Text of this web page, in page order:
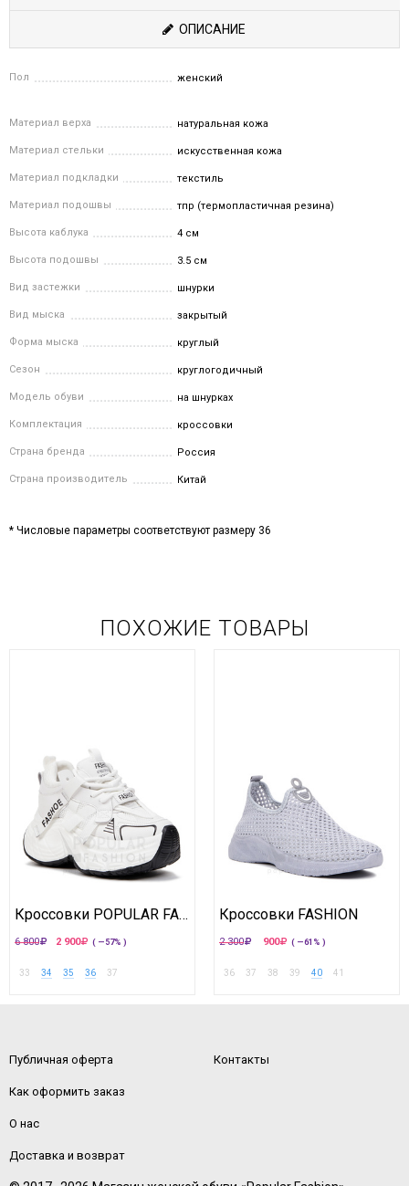
ОПИСАНИЕ
Пол женский
Материал верха натуральная кожа
Материал стельки искусственная кожа
Материал подкладки текстиль
Материал подошвы тпр (термопластичная резина)
Высота каблука 4 см
Высота подошвы 3.5 см
Вид застежки шнурки
Вид мыска закрытый
Форма мыска круглый
Сезон круглогодичный
Модель обуви на шнурках
Комплектация кроссовки
Страна бренда Россия
Страна производитель Китай
* Числовые параметры соответствуют размеру 36
ПОХОЖИЕ ТОВАРЫ
Кроссовки POPULAR FASHION
6 800 2 900 ( —57% )
33 34 35 36 37
Кроссовки FASHION
2 300 900 ( —61% )
36 37 38 39 40 41
Публичная оферта
Как оформить заказ
О нас
Доставка и возврат
Контакты